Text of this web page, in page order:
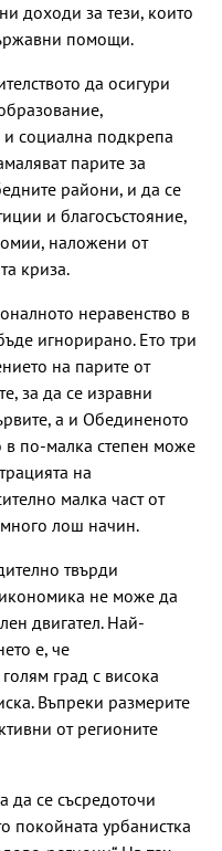
доходи за тези, които
помощи.
да осигури
и социална подкрепа
парите за
райони, и да се
и благосъстояние,
наложени от
криза.
неравенство в
игнорирано. Ето три
на парите от
за да се изравни
а и Обединеното
в по-малка степен може
на
малка част от
много лош начин.
твърди
не може да
двигател. Най-
е, че
град с висока
Въпреки размерите
от регионите
да се съсредоточи
покойната урбанистка